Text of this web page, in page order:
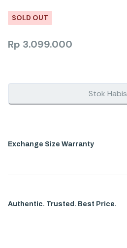
SOLD OUT
Rp 3.099.000
Stok Habis
Exchange Size Warranty
Authentic. Trusted. Best Price.